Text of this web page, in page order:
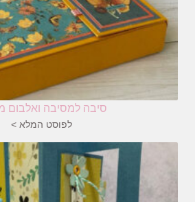
סיבה למסיבה ואלבום
לפוסט המלא >